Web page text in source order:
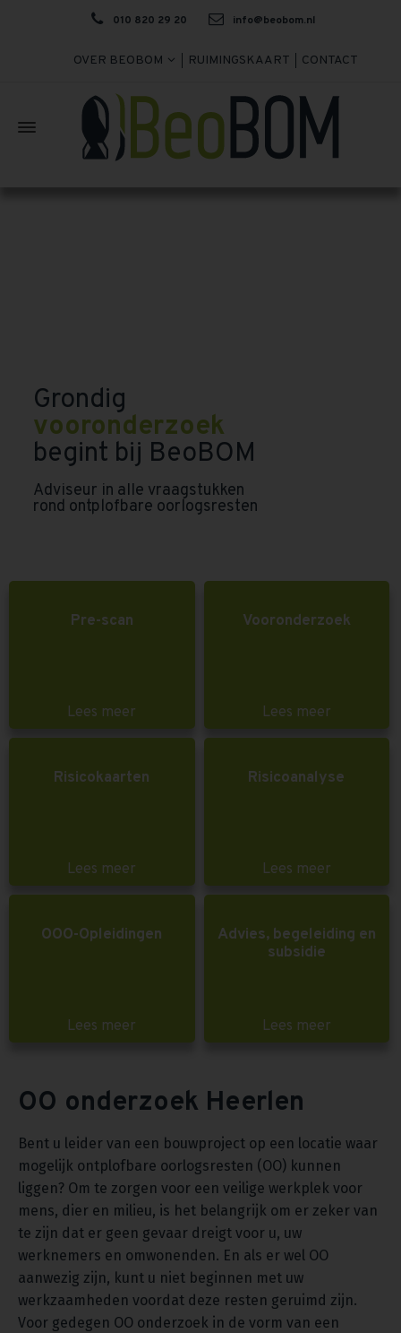
010 820 29 20 info@beobom.nl
OVER BEOBOM RUIMINGSKAART CONTACT
Grondig
vooronderzoek
begint bij BeoBOM
Adviseur in alle vraagstukken
rond ontplofbare oorlogsresten
Pre-scan
Lees meer
Vooronderzoek
Lees meer
Risicokaarten
Lees meer
Risicoanalyse
Lees meer
OOO-Opleidingen
Lees meer
Advies, begeleiding en
subsidie
Lees meer
OO onderzoek Heerlen
Bent u leider van een bouwproject op een locatie waar
mogelijk ontplofbare oorlogsresten (OO) kunnen
liggen? Om te zorgen voor een veilige werkplek voor
mens, dier en milieu, is het belangrijk om er zeker van
te zijn dat er geen gevaar dreigt voor u, uw
werknemers en omwonenden. En als er wel OO
aanwezig zijn, kunt u niet beginnen met uw
werkzaamheden voordat deze resten geruimd zijn.
Voor gedegen OO onderzoek in de vorm van een